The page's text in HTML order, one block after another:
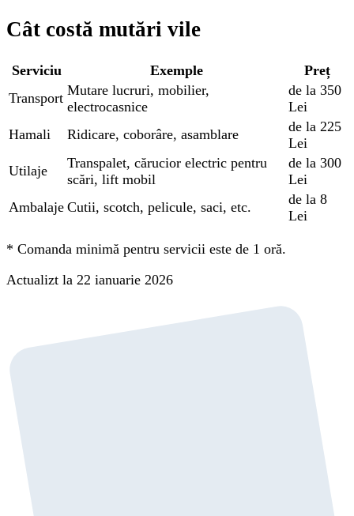
Cât costă mutări vile
Serviciu Exemple
Preț
Transport Mutare lucruri, mobilier,
electrocasnice
de la 350
Lei
Hamali
Ridicare, coborâre, asamblare
de la 225
Lei
Utilaje
Transpalet, cărucior electric pentru
scări, lift mobil
de la 300
Lei
Ambalaje Cutii, scotch, pelicule, saci, etc.
de la 8
Lei
* Comanda minimă pentru servicii este de 1 oră.
Actualizt la 22 ianuarie 2026